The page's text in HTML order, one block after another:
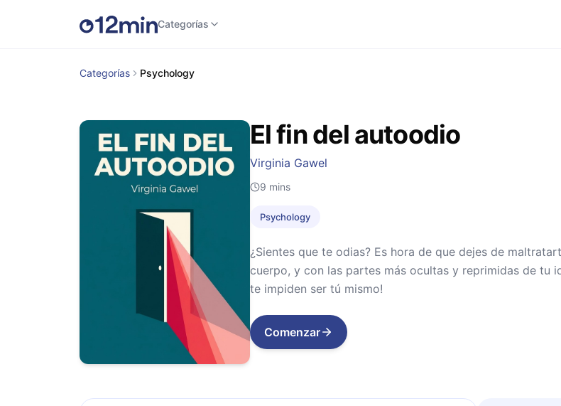
Categorías
Categorías Psychology
El fin del autoodio
Virginia Gawel
9 mins
Psychology
¿Sientes que te odias? Es hora de que dejes de
cuerpo, y con las partes más ocultas y reprimidas de tu
te impiden ser tú mismo!
Comenzar